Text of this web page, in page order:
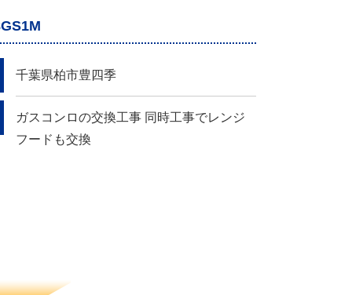
千葉県柏市豊四季
ガスコンロの交換工事 同時工事でレンジ
フードも交換